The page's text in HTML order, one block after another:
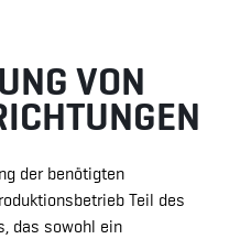
VON
der benötigten
Teil des
das sowohl ein